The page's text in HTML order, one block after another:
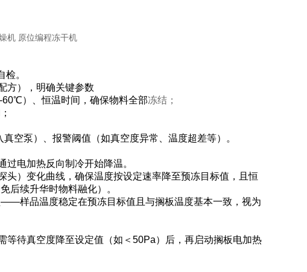
。
方），明确关键参数
）、恒温时间，确保物料全部冻结；
空泵）、报警阈值（如真空度异常、温度超差等）。
电加热反向制冷开始降温。
头）变化曲线，确保温度按设定速率降至预冻目标值，且恒
后续升华时物料融化）。
样品温度稳定在预冻目标值且与搁板温度基本一致，视为
待真空度降至设定值（如＜50Pa）后，再启动搁板电加热